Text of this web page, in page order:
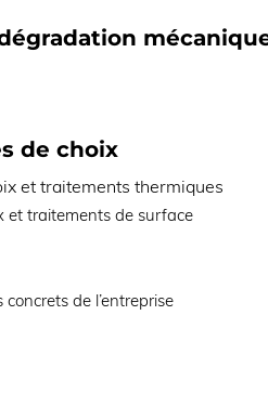
de choix
et traitements thermiques
et traitements de surface
de l’entreprise